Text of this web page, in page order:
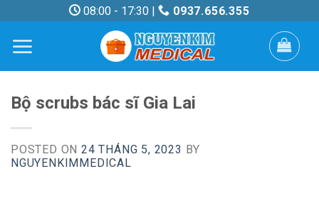
content
08:00 - 17:30 | 0937.656.355
Bộ scrubs bác sĩ Gia Lai
POSTED ON24 THÁNG 5, 2023 BY
NGUYENKIMMEDICAL